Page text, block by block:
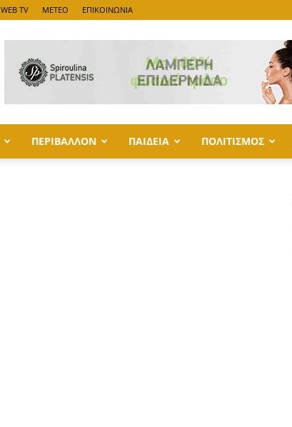
WEB TV METEO ΕΠΙΚΟΙΝΩΝΙΑ
ΠΕΡΙΒΑΛΛΟΝ ΠΑΙΔΕΙΑ ΠΟΛΙΤΙΣΜΟΣ